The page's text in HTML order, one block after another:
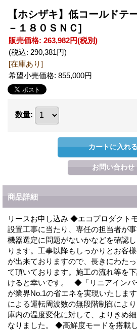
【ホシザキ】低コールドテ
－１８０ＳＮＣ]
販売価格: 263,982円(税別)
(税込: 290,381円)
[在庫あり]
希望小売価格: 855,000円
数量:
商品詳細
リースお申し込み ◆エコプロダクト
設置工事に当たり、専任の担当者が事
機器選定に問題がないかなどを確認
ります。工事以降もしっかりとお客
が出来ておりますので、長きにわた
て頂いております。施工の流れ等を
けると幸いです。 ◆「リニアインバ
が業界No.1の省エネを実現いたしま
による運転周波数の無段階制御によ
庫内の温度変化に対して、よりきめ
なりました。 ◆高鮮度モードを搭載